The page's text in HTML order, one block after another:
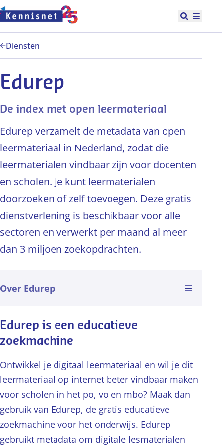
Doorgaan naar hoofdinhoud
Open
Diensten
Edurep
De index met open leermateriaal
Edurep verzamelt de metadata van open
leermateriaal in Nederland, zodat die
leermaterialen vindbaar zijn voor docenten
en scholen. Je kunt leermaterialen
doorzoeken of zelf toevoegen. Deze gratis
dienstverlening is beschikbaar voor alle
sectoren en verwerkt per maand al meer
dan 3 miljoen zoekopdrachten.
Edurep is een educatieve
zoekmachine
Ontwikkel je digitaal leermateriaal en wil je dit
leermateriaal op internet beter vindbaar maken
voor scholen in het po, vo en mbo? Maak dan
gebruik van Edurep, de gratis educatieve
zoekmachine voor het onderwijs. Edurep
gebruikt metadata om digitale lesmaterialen